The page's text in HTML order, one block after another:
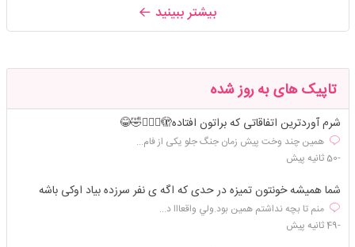
بیشتر ببینید
تاپیک های به روز شده
شرم آوردترین اتفاقاتی که براتون افتاده🫣🤦🏻‍♀️🤣😂
همین چند وخت پیش زمان جنگ جلو یکی از فام...
-50 ثانیه پیش
شما همیشه خونتون تمیزه در حدی که اگه ی نفر سرزده بیاد اوکی‌ باشه
منم تا بچه نداشتم همين بود.ولي واقعااا د...
-49 ثانیه پیش